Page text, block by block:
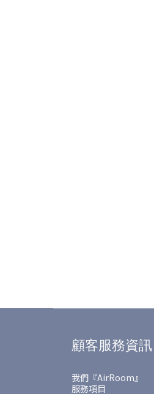
顧客服務資訊
我們『AirRoom』
服務項目